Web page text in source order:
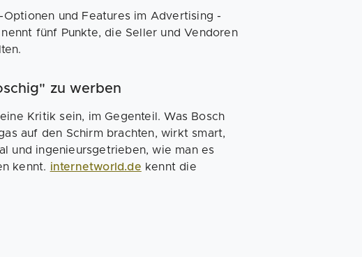
und Features im Advertising -
nennt fünf Punkte, die Seller und Vendoren
zu werben
Kritik sein, im Gegenteil. Was Bosch
auf den Schirm brachten, wirkt smart,
und ingenieurs­getrieben, wie man es
kennt. internetworld.de kennt die